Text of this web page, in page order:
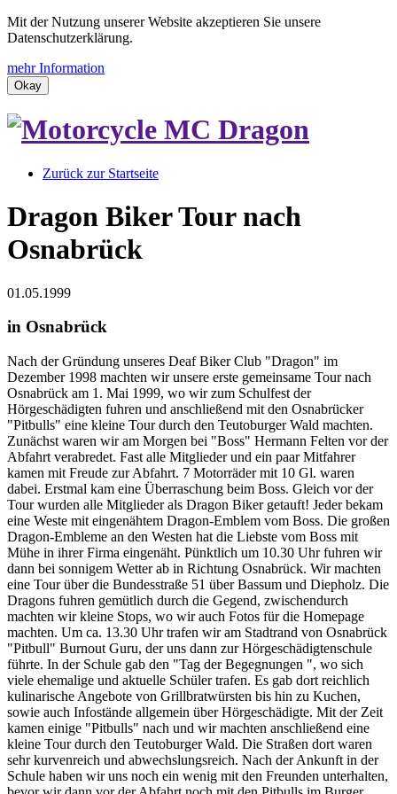
Mit der Nutzung unserer Website akzeptieren Sie unsere
Datenschutzerklärung.
mehr Information
Okay
Zurück zur Startseite
Dragon Biker Tour nach
Osnabrück
01.05.1999
in Osnabrück
Nach der Gründung unseres Deaf Biker Club "Dragon" im
Dezember 1998 machten wir unsere erste gemeinsame Tour nach
Osnabrück am 1. Mai 1999, wo wir zum Schulfest der
Hörgeschädigten fuhren und anschließend mit den Osnabrücker
"Pitbulls" eine kleine Tour durch den Teutoburger Wald machten.
Zunächst waren wir am Morgen bei "Boss" Hermann Felten vor der
Abfahrt verabredet. Fast alle Mitglieder und ein paar Mitfahrer
kamen mit Freude zur Abfahrt. 7 Motorräder mit 10 Gl. waren
dabei. Erstmal kam eine Überraschung beim Boss. Gleich vor der
Tour wurden alle Mitglieder als Dragon Biker getauft! Jeder bekam
eine Weste mit eingenähtem Dragon-Emblem vom Boss. Die großen
Dragon-Embleme an den Westen hat die Liebste vom Boss mit
Mühe in ihrer Firma eingenäht. Pünktlich um 10.30 Uhr fuhren wir
dann bei sonnigem Wetter ab in Richtung Osnabrück. Wir machten
eine Tour über die Bundesstraße 51 über Bassum und Diepholz. Die
Dragons fuhren gemütlich durch die Gegend, zwischendurch
machten wir kleine Stops, wo wir auch Fotos für die Homepage
machten. Um ca. 13.30 Uhr trafen wir am Stadtrand von Osnabrück
"Pitbull" Burnout Guru, der uns dann zur Hörgeschädigtenschule
führte. In der Schule gab den "Tag der Begegnungen ", wo sich
viele ehemalige und aktuelle Schüler trafen. Es gab dort reichlich
kulinarische Angebote von Grillbratwürsten bis hin zu Kuchen,
sowie auch Infostände allgemein über Hörgeschädigte. Mit der Zeit
kamen einige "Pitbulls" nach und wir machten anschließend eine
kleine Tour durch den Teutoburger Wald. Die Straßen dort waren
sehr kurvenreich und abwechslungsreich. Nach der Ankunft in der
Schule haben wir uns noch ein wenig mit den Freunden unterhalten,